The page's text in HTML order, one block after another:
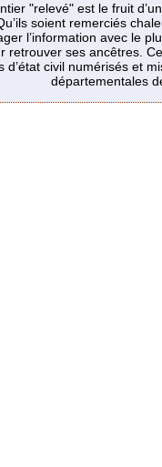
"relevé" est le fruit
soient remerciés
l’information avec le
retrouver ses ancêtres.
d’état civil numérisés et
départementales